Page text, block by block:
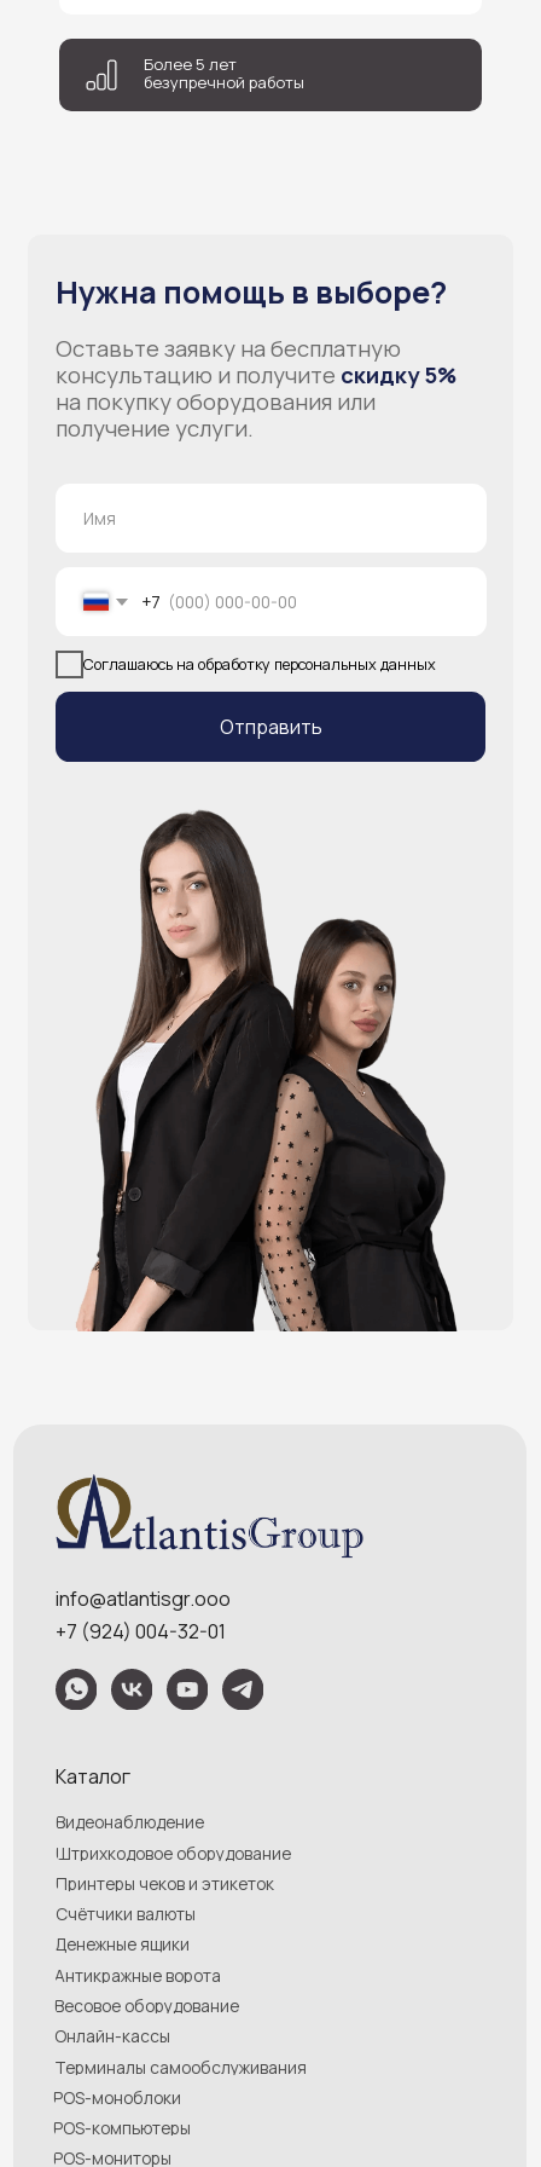
Более 5 лет
безупречной работы
Отправить
+7 (924) 004-32-01
info@atlantisgr.ooo
Видеонаблюдение
Принтеры чеков и этикеток
Контакты
Политика конфидециальности
Штрихкодовое оборудование
Весовое оборудование
Счётчики валюты
Терминалы самообслуживания
Денежные ящики
Онлайн-кассы
Антикражные ворота
информационные материалы и цены, размещенные на сайте, не являются
публичной офертой, определяемой положениями Статей 435 и 437
будет подтвержден нашим менеджером посредством телефонного звонка на
номер, указанный Вами при заказе.
POS-компьютеры
POS-моноблоки
POS-мониторы